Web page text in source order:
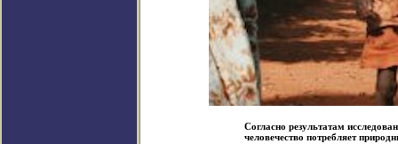
Согласно результатам
человечество потребляет